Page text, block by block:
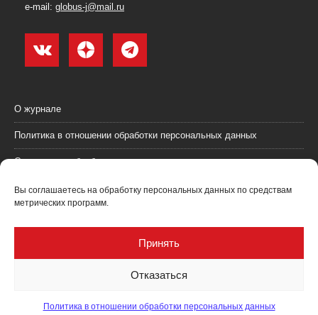
Вы соглашаетесь на обработку персональных данных по средствам
метрических программ.
Принять
Отказаться
Политика в отношении обработки персональных данных
e-mail: globus-j@mail.ru
О журнале
Политика в отношении обработки персональных данных
Согласие на обработку персональных данных
Пользовательское соглашение (оферта)
Журнал "Глобус: геология и бизнес" @ 2021. Все права соблюдены.